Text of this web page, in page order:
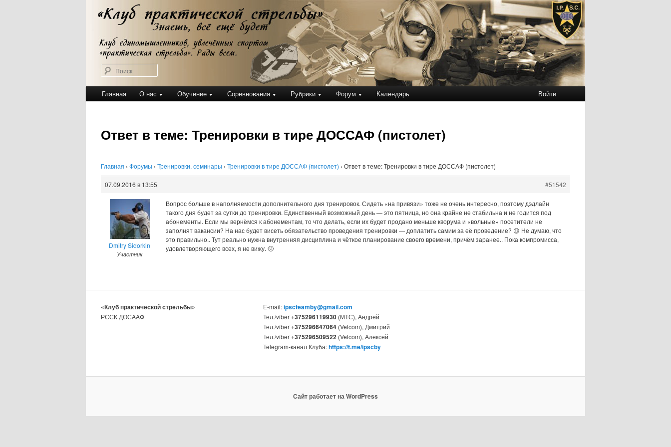
Клуб практической стрельбы
Клуб практической стрельбы
Главное
меню
Главная О нас Обучение Соревнования Рубрики Форум Календарь Войти
Ответ в теме: Тренировки в тире ДОССАФ (пистолет)
Главная › Форумы › Тренировки, семинары › Тренировки в тире ДОССАФ (пистолет) › Ответ в теме: Тренировки в тире ДОССАФ (пистолет)
07.09.2016 в 13:55 #51542
Dmitry Sidorkin
Участник
Вопрос больше в наполняемости дополнительного дня тренировок. Сидеть «на привязи» тоже не очень интересно, поэтому дэдлайн
такого дня будет за сутки до тренировки. Единственный возможный день — это пятница, но она крайне не стабильна и не годится под
абонементы. Если мы вернёмся к абонементам, то что делать, если их будет продано меньше кворума и «вольные» посетители не
заполнят вакансии? На нас будет висеть обязательство проведения тренировки — доплатить самим за её проведение? 😉 Не думаю, что
это правильно.. Тут реально нужна внутренняя дисциплина и чёткое планирование своего времени, причём заранее.. Пока компромисса,
удовлетворяющего всех, я не вижу. 🙁
«Клуб практической стрельбы»
РССК ДОСААФ
E-mail:ipscteamby@gmail.com
Тел./viber+375296119930(МТС), Андрей
Тел./viber+375296647064(Velcom), Дмитрий
Тел./viber+375296509522 (Velcom), Алексей
Telegram-канал Клуба:https://t.me/ipscby
Сайт работает на WordPress